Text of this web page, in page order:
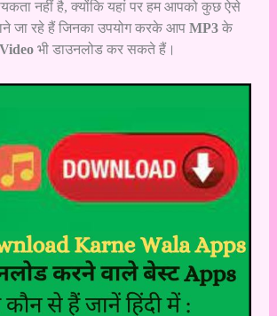
नहीं है, क्योंकि यहां पर हम आपको कुछ ऐसे
जा रहे हैं जिनका उपयोग करके आप MP3के
Videoभी डाउनलोड कर सकते हैं।